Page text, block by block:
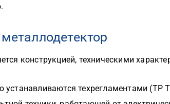
конструкцией, техническими
устанавливаются техрегламентами (ТР